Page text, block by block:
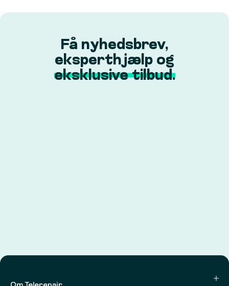
Få nyhedsbrev,
eksperthjælp og
eksklusive tilbud.